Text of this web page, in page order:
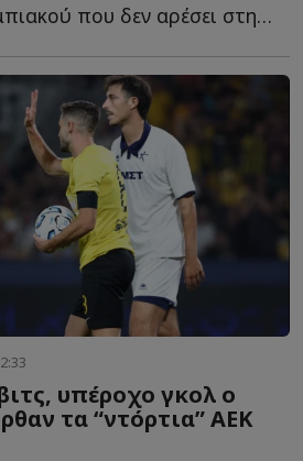
Η εικόνα του Ολυμπιακού που δεν αρέσει στην διοίκηση, τ...
υπέροχο γκολ ο
τα “ντόρτια” ΑΕΚ